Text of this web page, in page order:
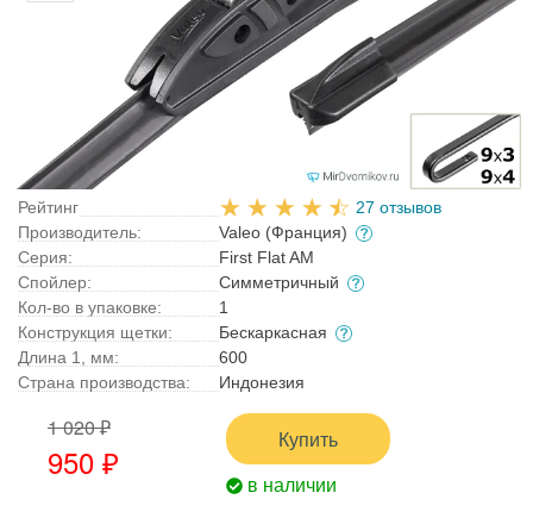
Рейтинг
27 отзывов
Производитель:
Valeo (Франция)
Серия:
First Flat AM
Спойлер:
Симметричный
Кол-во в упаковке:
1
Конструкция щетки:
Бескаркасная
Длина 1, мм:
600
Страна производства:
Индонезия
1 020 ₽
950 ₽
Купить
в наличии